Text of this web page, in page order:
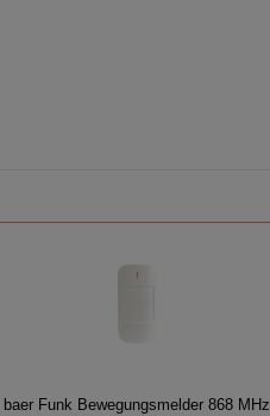
baer Funk Bewegungsmelder 868 MHz